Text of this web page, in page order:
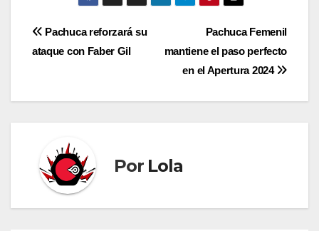
Navegación
de
entradas
Pachuca Femenil
mantiene el paso perfecto
en el Apertura 2024
Pachuca reforzará su
ataque con Faber Gil
Por Lola